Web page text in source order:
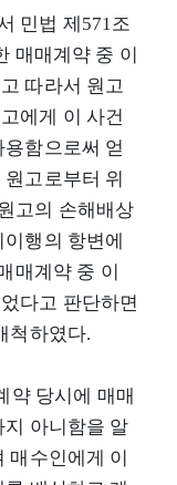
민법 제571조
매매계약 중 이
따라서 원고
에게 이 사건
함으로써 얻
고로부터 위
고의 손해배상
행의 항변에
매계약 중 이
다고 판단하면
척하였다.
약 당시에 매매
아니함을 알
매수인에게 이